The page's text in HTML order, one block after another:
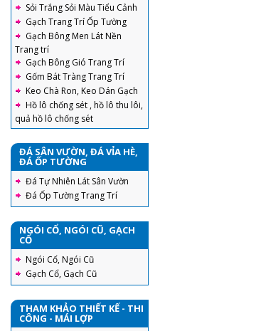
Sỏi Trắng Sỏi Màu Tiểu Cảnh
Gạch Trang Trí Ốp Tường
Gạch Bông Men Lát Nền
Trang trí
Gạch Bông Gió Trang Trí
Gốm Bát Tràng Trang Trí
Keo Chà Ron, Keo Dán Gạch
Hồ lô chống sét , hồ lô thu lôi,
quả hồ lô chống sét
ĐÁ SÂN VƯỜN, ĐÁ VỈA HÈ,
ĐÁ ỐP TƯỜNG
Đá Tự Nhiên Lát Sân Vườn
Đá Ốp Tường Trang Trí
NGÓI CỔ, NGÓI CŨ, GẠCH
CỔ
Ngói Cổ, Ngói Cũ
Gạch Cổ, Gạch Cũ
THAM KHẢO THIẾT KẾ - THI
CÔNG - MÁI LỢP